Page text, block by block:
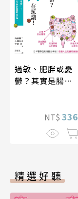
過敏、肥胖或憂
鬱？其實是腸道
NT$ 336
精選好聽